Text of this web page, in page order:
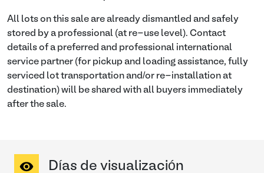
All lots on this sale are already dismantled and safely
stored by a professional (at re-use level). Contact
details of a preferred and professional international
service partner (for pickup and loading assistance, fully
serviced lot transportation and/or re-installation at
destination) will be shared with all buyers immediately
after the sale.
Días de visualización